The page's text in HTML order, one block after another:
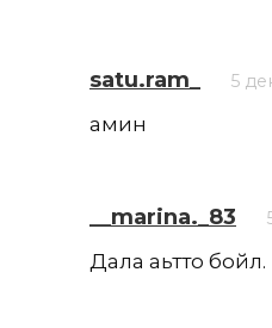
satu.ram_ 5
амин
__marina._83
Дала аьтто бойл.